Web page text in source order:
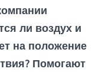
ли воздух и
на положение
Помогают